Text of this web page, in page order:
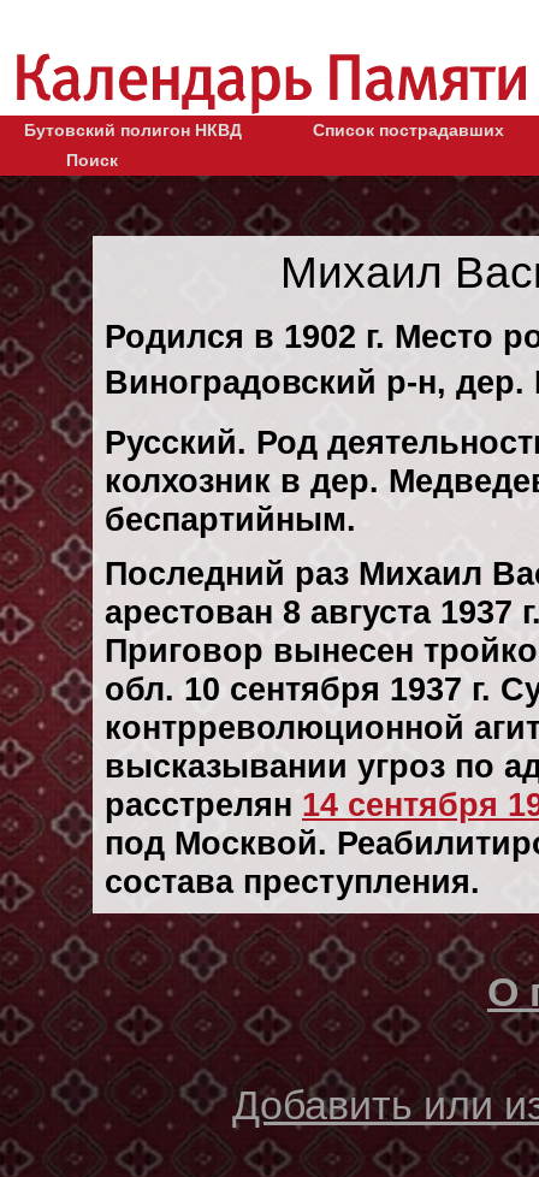
Бутовский полигон НКВД
Список пострадавших
Поиск
Михаил
Родился в 1902 г. Место
Виноградовский р-н,
Русский. Род
колхозник в дер.
беспартийным.
Последний раз Михаил
арестован 8 августа 1937
Приговор вынесен
обл. 10 сентября 1937 г.
контрреволюционной
высказывании угроз по
расстрелян 14 сентября
под Москвой.
состава преступления.
О
Добавить или